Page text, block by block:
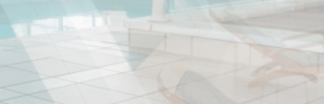
ein Benutzerprofil zu erstellen, um sein
zu verfolgen.
Zusammenhang mit Werbung an Google.